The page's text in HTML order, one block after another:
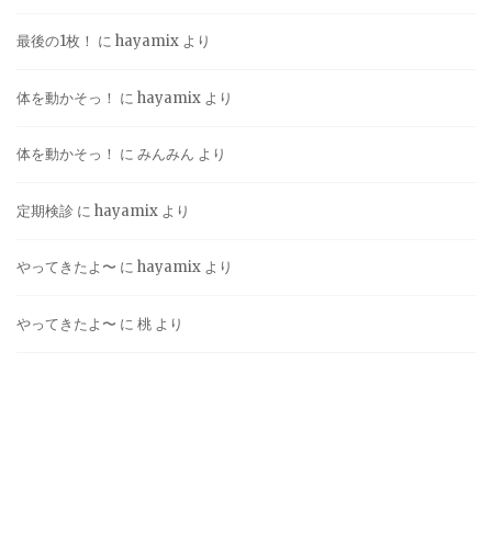
最後の1枚！ に hayamix より
体を動かそっ！ に hayamix より
体を動かそっ！ に みんみん より
定期検診 に hayamix より
やってきたよ〜 に hayamix より
やってきたよ〜 に 桃 より